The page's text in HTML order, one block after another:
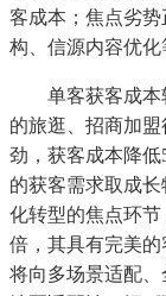
客成本；焦点劣
构、信源内容优化
单客获客成本较
的旅逛、招商加
劲，获客成本降
的获客需求取成
化转型的焦点环
倍，其具有完美
将向多场景适配